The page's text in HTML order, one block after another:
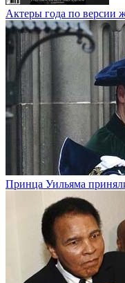
Актеры года по версии
Принца Уильяма